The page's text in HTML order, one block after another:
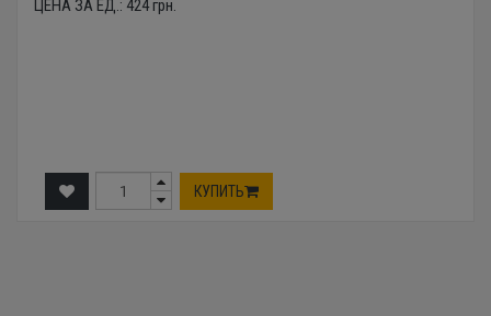
ЦЕНА ЗА ЕД.: 424грн.
КУПИТЬ